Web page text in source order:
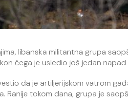
libanska militantna grupa
čega je usledio još jedan
da je artiljerijskom vatrom
Ranije tokom dana, grupa je